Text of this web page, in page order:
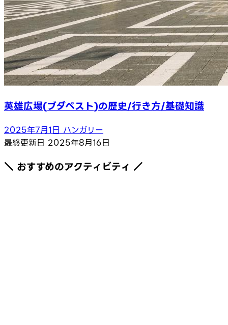
英雄広場(ブダペスト)の歴史/行き方/基礎知識
2025年7月1日 ハンガリー
最終更新日 2025年8月16日
＼ おすすめのアクティビティ ／